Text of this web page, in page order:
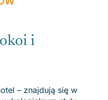
i
– znajdują się w